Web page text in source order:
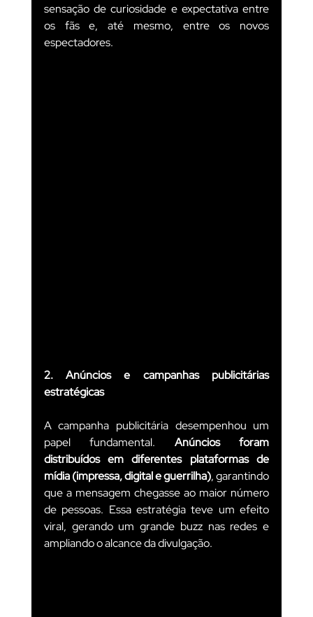
sensação de curiosidade e expectativa entre
os fãs e, até mesmo, entre os novos
espectadores.
2. Anúncios e campanhas publicitárias
estratégicas
A campanha publicitária desempenhou um
papel fundamental. Anúncios foram
distribuídos em diferentes plataformas de
mídia (impressa, digital e guerrilha), garantindo
que a mensagem chegasse ao maior número
de pessoas. Essa estratégia teve um efeito
viral, gerando um grande buzz nas redes e
ampliando o alcance da divulgação.